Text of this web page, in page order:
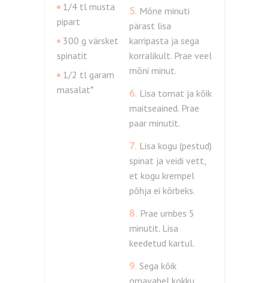
1/4 tl musta
pipart
300 g värsket
spinatit
1/2 tl garam
masalat*
5. Mõne minuti
pärast lisa
karripasta ja sega
korralikult. Prae veel
mõni minut.
6. Lisa tomat ja kõik
maitseained. Prae
paar minutit.
7. Lisa kogu (pestud)
spinat ja veidi vett,
et kogu krempel
põhja ei kõrbeks.
8. Prae umbes 5
minutit. Lisa
keedetud kartul.
9. Sega kõik
omavahel kokku,